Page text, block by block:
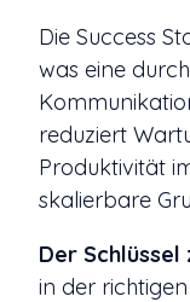
Die Success
was eine
reduziert
Produktivität
skalierbare
Der
in der